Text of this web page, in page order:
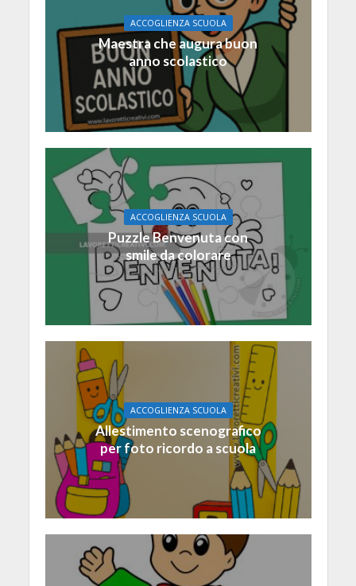
ACCOGLIENZA SCUOLA
Maestra che augura buon
anno scolastico
ACCOGLIENZA SCUOLA
Puzzle Benvenuta con
smile da colorare
ACCOGLIENZA SCUOLA
Allestimento scenografico
per foto ricordo a scuola